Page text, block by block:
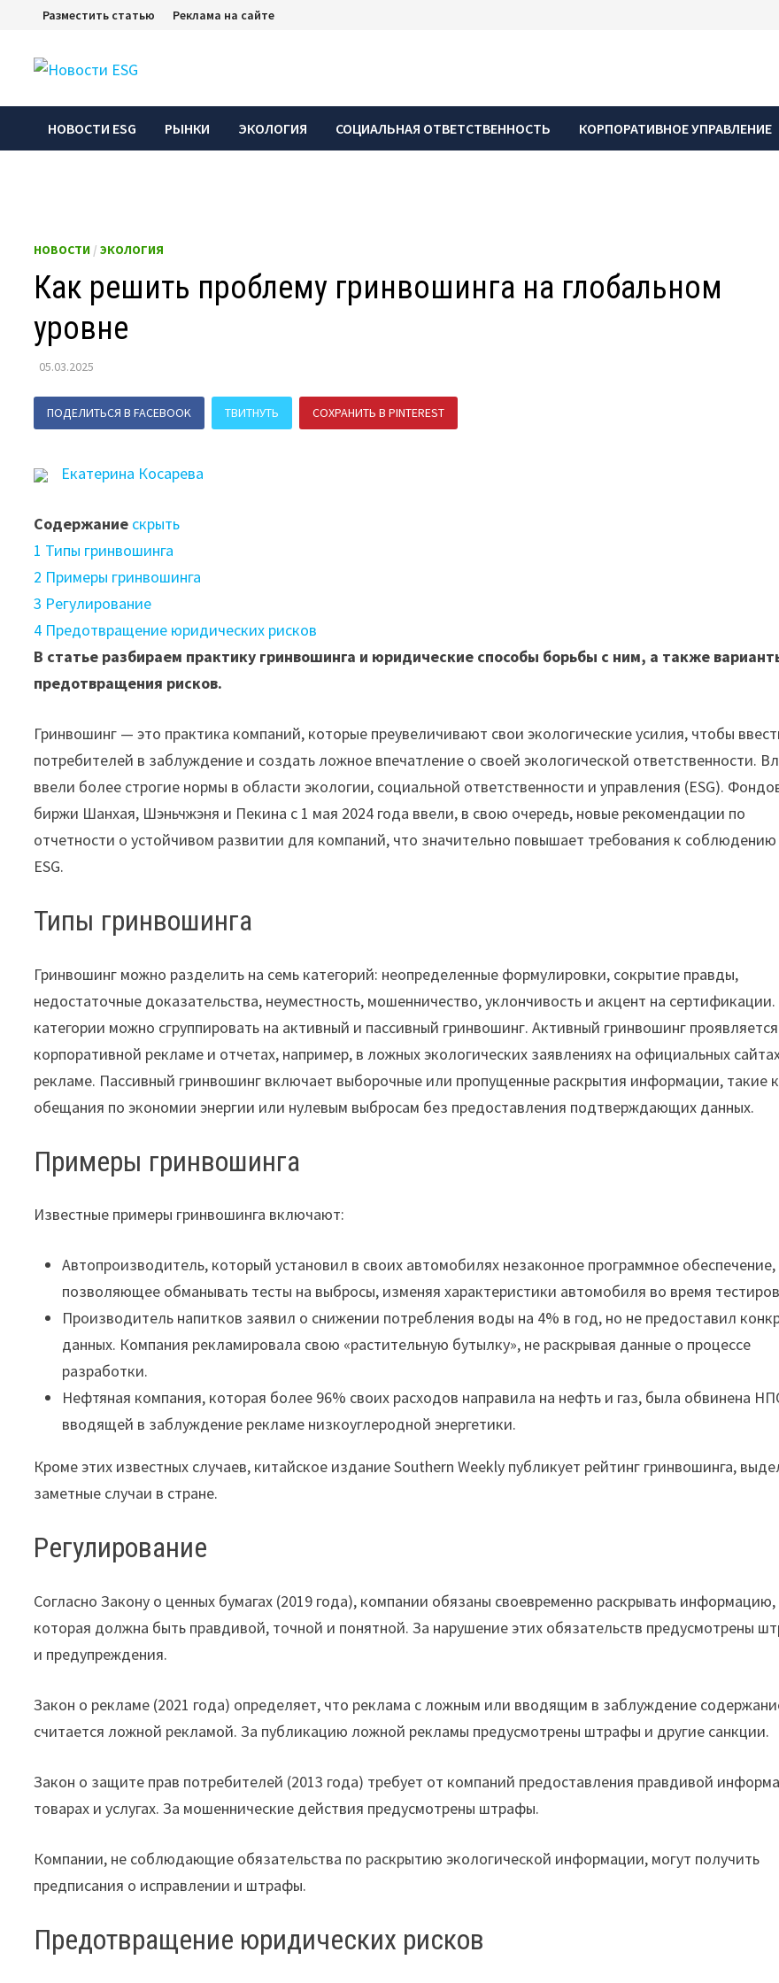
Перейти
содержимому
Разместить статью Реклама на сайте
НОВОСТИ ESG РЫНКИ ЭКОЛОГИЯ СОЦИАЛЬНАЯ ОТВЕТСТВЕННОСТЬ КОРПОРАТИВНОЕ УПРАВЛЕНИЕ
НОВОСТИ /ЭКОЛОГИЯ
Как решить проблему гринвошинга на глобальном
уровне
05.03.2025
ПОДЕЛИТЬСЯ В FACEBOOK ТВИТНУТЬ СОХРАНИТЬ В PINTEREST
Екатерина Косарева
Содержание скрыть
1 Типы гринвошинга
2 Примеры гринвошинга
3 Регулирование
4 Предотвращение юридических рисков
В статье разбираем практику гринвошинга и юридические способы борьбы с ним, а также
предотвращения рисков.
Гринвошинг — это практика компаний, которые преувеличивают свои экологические усилия, чтобы
потребителей в заблуждение и создать ложное впечатление о своей экологической ответственности.
ввели более строгие нормы в области экологии, социальной ответственности и управления (ESG).
биржи Шанхая, Шэньчжэня и Пекина с 1 мая 2024 года ввели, в свою очередь, новые рекомендации по
отчетности о устойчивом развитии для компаний, что значительно повышает требования к
ESG.
Типы гринвошинга
Гринвошинг можно разделить на семь категорий: неопределенные формулировки, сокрытие правды,
недостаточные доказательства, неуместность, мошенничество, уклончивость и акцент на
категории можно сгруппировать на активный и пассивный гринвошинг. Активный гринвошинг
корпоративной рекламе и отчетах, например, в ложных экологических заявлениях на официальных
рекламе. Пассивный гринвошинг включает выборочные или пропущенные раскрытия информации, такие
обещания по экономии энергии или нулевым выбросам без предоставления подтверждающих данных.
Примеры гринвошинга
Известные примеры гринвошинга включают:
Автопроизводитель, который установил в своих автомобилях незаконное программное обеспечение,
позволяющее обманывать тесты на выбросы, изменяя характеристики автомобиля во время
Производитель напитков заявил о снижении потребления воды на 4% в год, но не предоставил
данных. Компания рекламировала свою «растительную бутылку», не раскрывая данные о процессе
разработки.
Нефтяная компания, которая более 96% своих расходов направила на нефть и газ, была обвинена
вводящей в заблуждение рекламе низкоуглеродной энергетики.
Кроме этих известных случаев, китайское издание Southern Weekly публикует рейтинг гринвошинга,
заметные случаи в стране.
Регулирование
Согласно Закону о ценных бумагах (2019 года), компании обязаны своевременно раскрывать информацию,
которая должна быть правдивой, точной и понятной. За нарушение этих обязательств предусмотрены
и предупреждения.
Закон о рекламе (2021 года) определяет, что реклама с ложным или вводящим в заблуждение
считается ложной рекламой. За публикацию ложной рекламы предусмотрены штрафы и другие санкции.
Закон о защите прав потребителей (2013 года) требует от компаний предоставления правдивой
товарах и услугах. За мошеннические действия предусмотрены штрафы.
Компании, не соблюдающие обязательства по раскрытию экологической информации, могут получить
предписания о исправлении и штрафы.
Предотвращение юридических рисков